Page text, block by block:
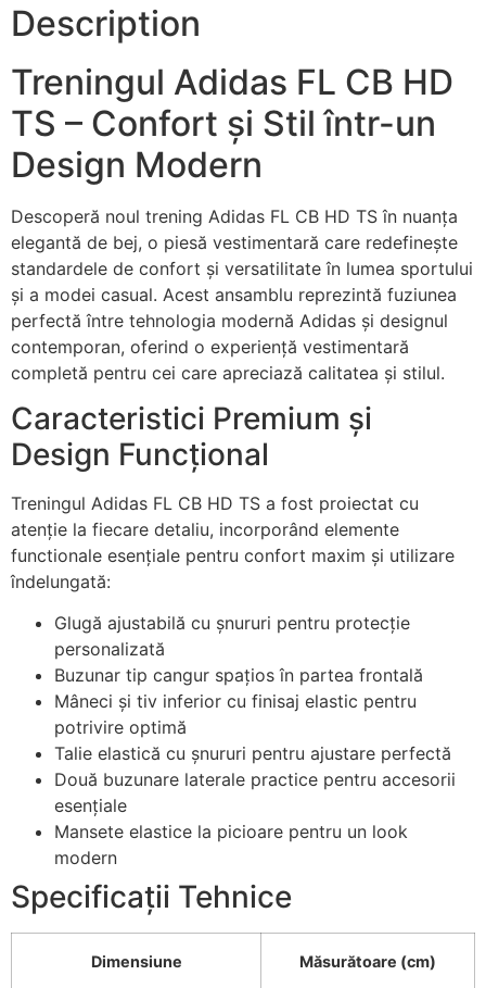
Description
Treningul Adidas FL CB HD
TS – Confort și Stil într-un
Design Modern
Descoperă noul trening Adidas FL CB HD TS în nuanța
elegantă de bej, o piesă vestimentară care redefinește
standardele de confort și versatilitate în lumea sportului
și a modei casual. Acest ansamblu reprezintă fuziunea
perfectă între tehnologia modernă Adidas și designul
contemporan, oferind o experiență vestimentară
completă pentru cei care apreciază calitatea și stilul.
Caracteristici Premium și
Design Funcțional
Treningul Adidas FL CB HD TS a fost proiectat cu
atenție la fiecare detaliu, incorporând elemente
functionale esențiale pentru confort maxim și utilizare
îndelungată:
Glugă ajustabilă cu șnururi pentru protecție
personalizată
Buzunar tip cangur spațios în partea frontală
Mâneci și tiv inferior cu finisaj elastic pentru
potrivire optimă
Talie elastică cu șnururi pentru ajustare perfectă
Două buzunare laterale practice pentru accesorii
esențiale
Mansete elastice la picioare pentru un look
modern
Specificații Tehnice
Dimensiune Măsurătoare (cm)